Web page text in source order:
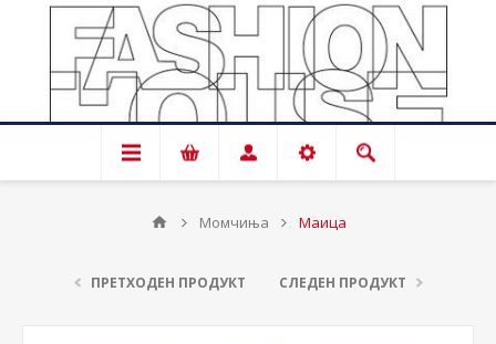
Момчиња Маица
ПРЕТХОДЕН ПРОДУКТ СЛЕДЕН ПРОДУКТ